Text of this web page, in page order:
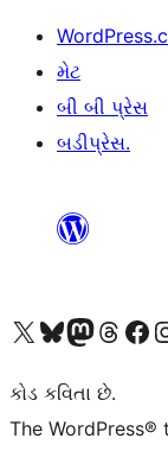
મેટ
બી બી પ્રેસ
બડીપ્રેસ.
અમારા X (અગાઉ ટ્વિટર) એકાઉન્ટની મુલાકાત લોઅમારા Bluesky એકાઉન્ટની મુલાકાત લોઅમારા માસ્ટોડોન એકાઉન્ટની મુલાકાત લોઅમારા Threads એકાઉન્ટની મુલાકાત લો અમારા ફેસબુક પેજની મુલાકાત લોઅમારા
કોડ કવિતા છે.
The